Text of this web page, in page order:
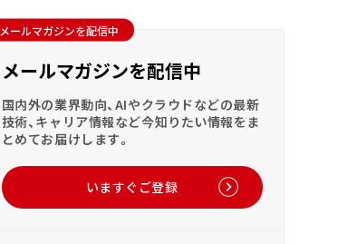
メールマガジンを配信中
メールマガジンを配信中
国内外の業界動向、AIやクラウドなどの最新
技術、キャリア情報など今知りたい情報をま
とめてお届けします。
いますぐご登録